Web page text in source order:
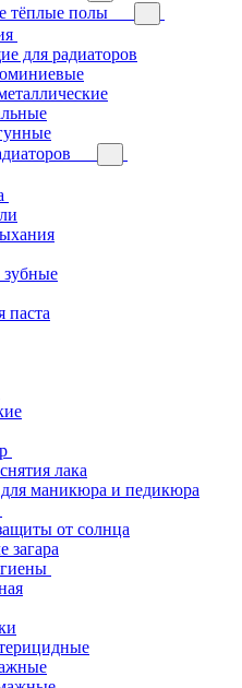
тёплые полы
для радиаторов
паста
лака
маникюра и педикюра
от солнца
загара